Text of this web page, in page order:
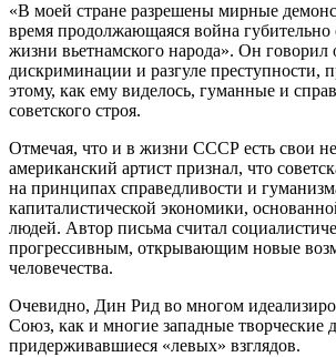
«В моей стране разрешены мирные
время продолжающаяся война губительно
жизни вьетнамского народа». Он говорил
дискриминации и разгуле преступности,
этому, как ему виделось, гуманные и
советского строя.
Отмечая, что и в жизни СССР есть свои
американский артист признал, что
на принципах справедливости и
капиталистической экономики,
людей. Автор письма считал
прогрессивным, открывающим новые
человечества.
Очевидно, Дин Рид во многом
Союз, как и многие западные творческие
придерживавшиеся «левых» взглядов.